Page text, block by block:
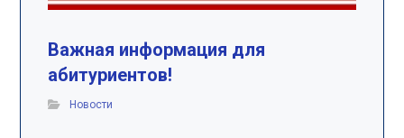
Важная информация для
абитуриентов!
Новости